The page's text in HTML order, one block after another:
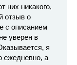
них никакого,
отзыв о
с описанием
уверен в
я
ежедневно, а